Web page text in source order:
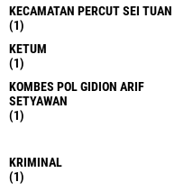
KECAMATAN PERCUT SEI TUAN
(1)
KETUM
(1)
KOMBES POL GIDION ARIF
SETYAWAN
(1)
KRIMINAL
(1)